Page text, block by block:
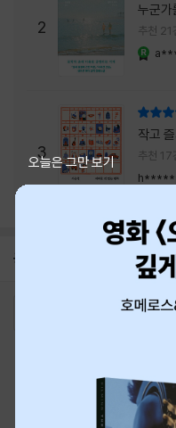
2
누군가
추천 21
3
작고
회피
기.
추천 17
공지 8월 신용카드 무이자할부 안내
오늘은 그만 보기
eBook
예스이십
이용약관
개인